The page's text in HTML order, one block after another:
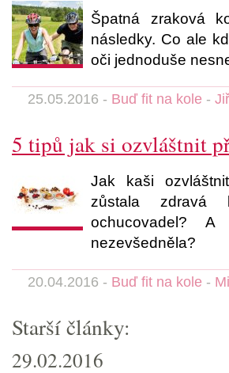
Špatná zraková
následky. Co ale
oči jednoduše
25.05.2016 - Buď fit na kole -
5 tipů jak si ozvláštnit
Jak kaši
zůstala zdravá
ochucovadel?
nezevšedněla?
20.04.2016 - Buď fit na kole -
Starší články:
29.02.2016